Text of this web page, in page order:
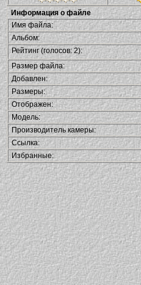
Информация о файле
Имя файла:
Альбом:
Рейтинг (голосов: 2):
Размер файла:
Добавлен:
Размеры:
Отображен:
Модель:
Производитель камеры:
Ссылка:
Избранные: